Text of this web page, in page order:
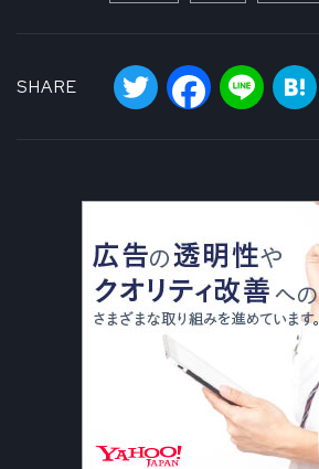
SHARE
Twitter Facebook
Line